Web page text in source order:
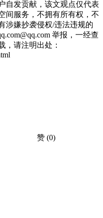
自发贡献，该文观点仅代表
间服务，不拥有所有权，不
涉嫌抄袭侵权/违法违规的
举报，一经查
，请注明出处：
赞 (0)